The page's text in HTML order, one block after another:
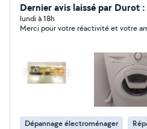
avec un deuxième
réparateur depuis plus de
votre électroménager (lave-
électrique induction et
Réparation toutes les cartes
laver lave-vaisselle ,four électrique ,frigo.. -Montage et
installation des meubles Ikea
mon travail,ma ponctualité et
points forts pour vous
Dernier avis laissé par Durot
lundi à 18h
Merci pour votre réactivité et votre
Dépannage électroménager